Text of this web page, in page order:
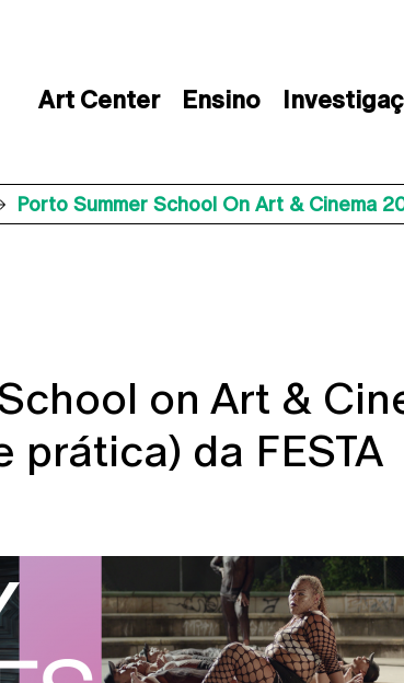
Art Center Ensino
Porto Summer School On Art & Cinema
on Art &
prática) da FESTA